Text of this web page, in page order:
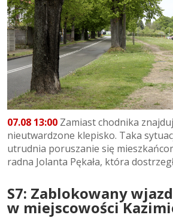
07.08 13:00 Zamiast chodnika
nieutwardzone klepisko. Taka
utrudnia poruszanie się
radna Jolanta Pękała, która
S7: Zablokowany
w miejscowości